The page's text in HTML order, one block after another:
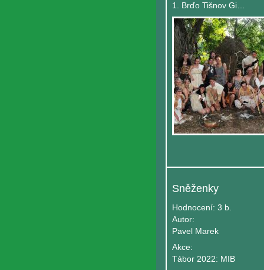
1. Brďo Tišnov Gingo
Sněženky
Hodnocení: 3 b.
Autor:
Pavel Marek
Akce:
Tábor 2022: MIB